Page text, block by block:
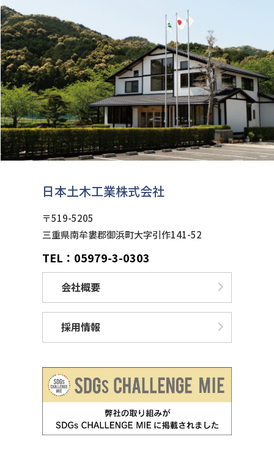
日本土木工業株式会社
〒519-5205
三重県南牟婁郡御浜町大字引作141-52
TEL：05979-3-0303
会社概要
採用情報